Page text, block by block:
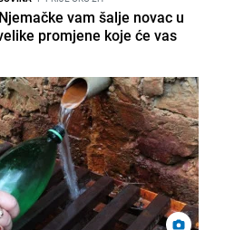
vam šalje novac u
promjene koje će vas